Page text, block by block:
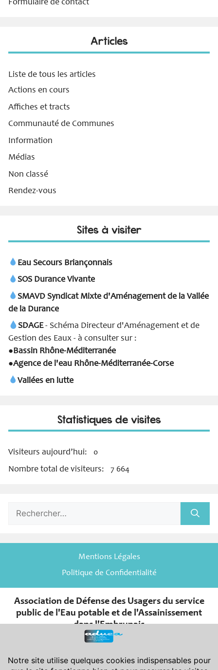
Formulaire de contact
Articles
Liste de tous les articles
Actions en cours
Affiches et tracts
Communauté de Communes
Information
Médias
Non classé
Rendez-vous
Sites à visiter
Eau Secours Briançonnais
SOS Durance Vivante
SMAVD Syndicat Mixte d'Aménagement de la Vallée
de la Durance
SDAGE- Schéma Directeur d'Aménagement et de
Gestion des Eaux - à consulter sur :
●Bassin Rhône-Méditerranée
●Agence de l'eau Rhône-Méditerranée-Corse
Vallées en lutte
Statistiques de visites
Visiteurs aujourd’hui: 0
Nombre total de visiteurs: 7 664
Rechercher :
Mentions Légales
Politique de Confidentialité
Association de Défense des Usagers du service
public de l'Eau potable et de l'Assainissement
dans l'Embrunais
erjuillet 1901 et de son décret d’application
Déclarée en Préfecture des Hautes-Alpes le 08-11-2007 sous le